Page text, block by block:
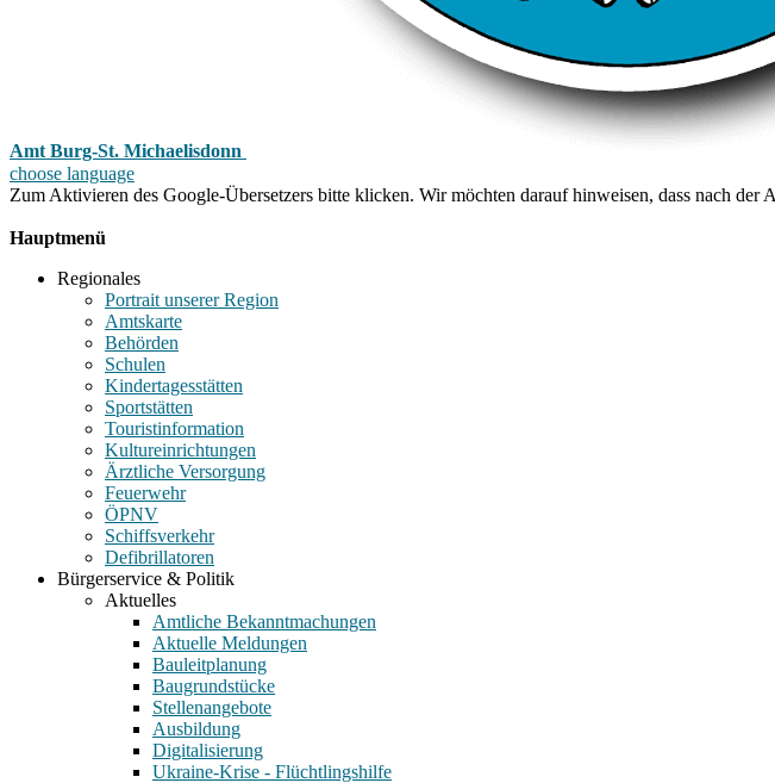
Amt Burg-St. Michaelisdonn
choose language
Zum Aktivieren des Google-Übersetzers bitte klicken. Wir möchten darauf hinweisen, dass nach
Hauptmenü
Regionales
Portrait unserer Region
Amtskarte
Behörden
Schulen
Kindertagesstätten
Sportstätten
Touristinformation
Kultureinrichtungen
Ärztliche Versorgung
Feuerwehr
ÖPNV
Schiffsverkehr
Defibrillatoren
Bürgerservice & Politik
Aktuelles
Amtliche Bekanntmachungen
Aktuelle Meldungen
Bauleitplanung
Baugrundstücke
Stellenangebote
Ausbildung
Digitalisierung
Ukraine-Krise - Flüchtlingshilfe